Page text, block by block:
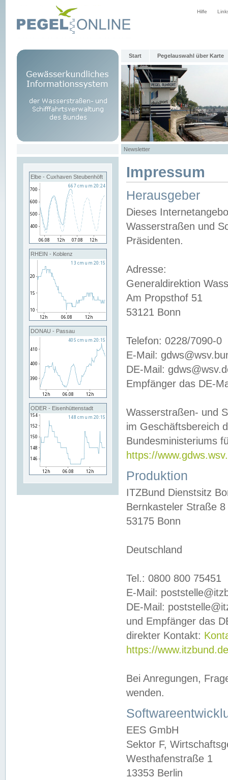
Hilfe
Start Pegelauswahl über Karte
Newsletter
Elbe - Cuxhaven Steubenhöft
RHEIN - Koblenz
DONAU - Passau
ODER - Eisenhüttenstadt
Impressum
Herausgeber
Dieses
Wasserstraßen und
Präsidenten.
Adresse:
Generaldirektion
Am Propsthof 51
53121 Bonn
Telefon: 0228/7090-0
E-Mail:
DE-Mail:
Empfänger das DE-
Wasserstraßen- und
im Geschäftsbereich
Bundesministeriums
https://
Produktion
ITZBund Dienstsitz
Bernkasteler Straße 8
53175 Bonn
Deutschland
Tel.: 0800 800 75451
E-Mail:
DE-Mail:
und Empfänger das
direkter Kontakt:
https://
Bei Anregungen,
wenden.
EES GmbH
Sektor F,
Westhafenstraße 1
13353 Berlin